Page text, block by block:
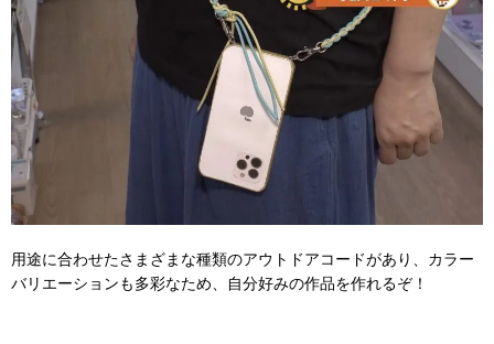
用途に合わせたさまざまな種類のアウトドアコードがあり、カラー
バリエーションも多彩なため、自分好みの作品を作れるぞ！